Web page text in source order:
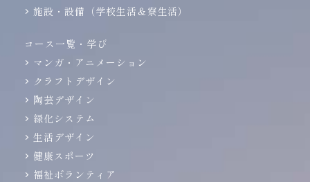
施設・設備（学校生活＆寮生活）
コース一覧・学び
マンガ・アニメーション
クラフトデザイン
陶芸デザイン
緑化システム
生活デザイン
健康スポーツ
福祉ボランティア